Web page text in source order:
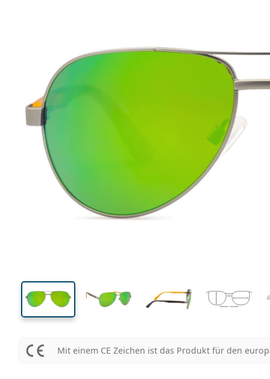
121 mm
42 mm
Glashöhe
52 mm
Glasbreite
Glasbreite
Mit einem CE Zeichen ist das Produkt für den